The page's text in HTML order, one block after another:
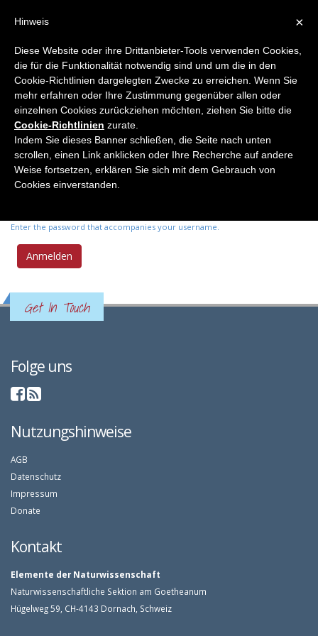
Primary tabs
Anmelden(active
tab)
Neues Passwort anfordern
Benutzername*
Enter your Elemente der Naturwissenschaft username.
Passwort *
Enter the password that accompanies your username.
Get In Touch
Folge uns
Nutzungshinweise
AGB
Datenschutz
Impressum
Donate
Kontakt
Elemente der Naturwissenschaft
Naturwissenschaftliche Sektion am Goetheanum
Hügelweg 59, CH-4143 Dornach, Schweiz
×
Hinweis
Diese Website oder ihre Drittanbieter-Tools verwenden Cookies,
die für die Funktionalität notwendig sind und um die in den
Cookie-Richtlinien dargelegten Zwecke zu erreichen. Wenn Sie
mehr erfahren oder Ihre Zustimmung gegenüber allen oder
einzelnen Cookies zurückziehen möchten, ziehen Sie bitte die
Cookie-Richtlinien zurate.
Indem Sie dieses Banner schließen, die Seite nach unten
scrollen, einen Link anklicken oder Ihre Recherche auf andere
Weise fortsetzen, erklären Sie sich mit dem Gebrauch von
Cookies einverstanden.